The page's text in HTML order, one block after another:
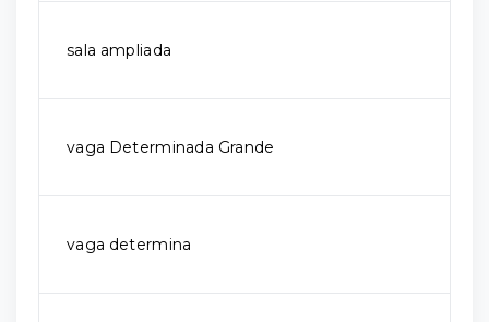
sala ampliada
vaga Determinada Grande
vaga determina